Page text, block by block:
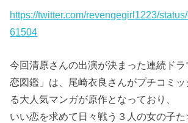
https://twitter.com/revengegirl1223/
61504
今回清原さんの出演が決まった連続ドラ
恋図鑑」は、尾崎衣良さんがプチコミ
る大人気マンガが原作となっており、
いい恋を求めて日々戦う３人の女の子